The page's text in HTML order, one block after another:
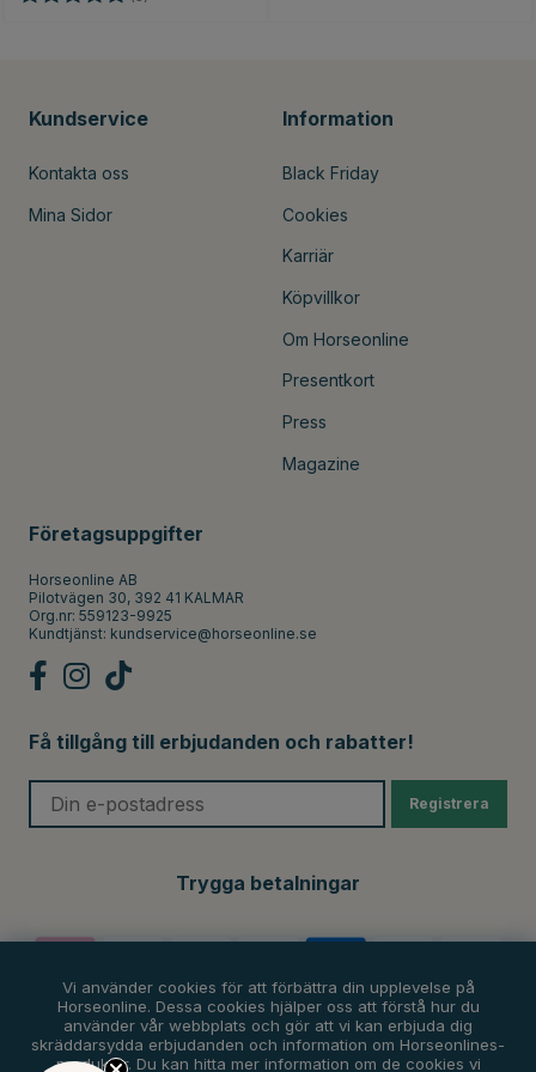
Kundservice
Kontakta oss
Mina Sidor
Information
Black Friday
Cookies
Karriär
Köpvillkor
Om Horseonline
Presentkort
Press
Magazine
Företagsuppgifter
Horseonline AB
Pilotvägen 30, 392 41 KALMAR
Org.nr: 559123-9925
Kundtjänst: kundservice@horseonline.se
Få tillgång till erbjudanden och rabatter!
Registrera
Trygga betalningar
Vi använder cookies för att förbättra din upplevelse på
Horseonline. Dessa cookies hjälper oss att förstå hur du
använder vår webbplats och gör att vi kan erbjuda dig
skräddarsydda erbjudanden och information om Horseonlines-
produkter. Du kan hitta mer information om de cookies vi